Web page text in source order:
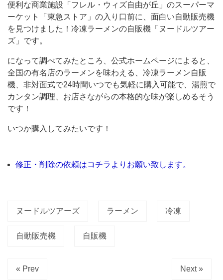
ー
マ
ー
ケ
ッ
ト
「東
急
ス
ア」
り
前
面
便利な商業施設「フレル・ウィズ自由が丘」のスーパーマ
ーケット「東急ストア」の入り口前に、面白い自動販売機
を見つけました！冷凍ラーメンの自販機「ヌードルツアー
ズ」です。
になって調べてみたところ、公式ホームページによると、
全国の有名店のラーメンを味わえる、冷凍ラーメン自販
機、非対面式で24時間いつでも気軽に購入可能で、湯煎で
カンタン調理、お店さながらの本格的な味が楽しめるそう
です！
いつか購入してみたいです！
修正・削除の依頼はコチラよりお願い致します。
ヌードルツアーズ ラーメン 冷凍
自動販売機 自販機
« Prev Next »